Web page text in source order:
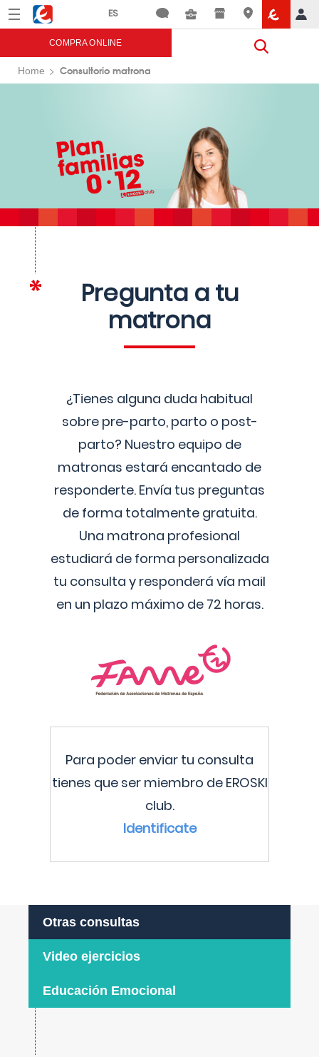
Menú Eroski
COMPRA ONLINE
Home Consultorio matrona
Pregunta a tu
matrona
¿Tienes alguna duda habitual
sobre pre-parto, parto o post-
parto? Nuestro equipo de
matronas estará encantado de
responderte. Envía tus preguntas
de forma totalmente gratuita.
Una matrona profesional
estudiará de forma personalizada
tu consulta y responderá vía mail
en un plazo máximo de 72 horas.
Para poder enviar tu consulta
tienes que ser miembro de EROSKI
club.
Identificate
Otras consultas
Video ejercicios
Educación Emocional